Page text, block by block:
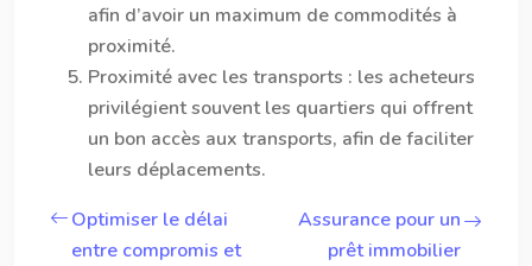
afin d’avoir un maximum de commodités à
proximité.
Proximité avec les transports : les acheteurs
privilégient souvent les quartiers qui offrent
un bon accès aux transports, afin de faciliter
leurs déplacements.
Optimiser le délai
entre compromis et
Assurance pour un
prêt immobilier